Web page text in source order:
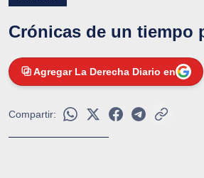
Crónicas de un tiempo
Agregar La Derecha Diario en
Compartir: